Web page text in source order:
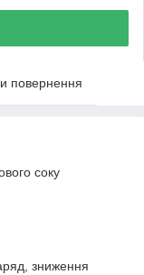
повернення
соку
зниження